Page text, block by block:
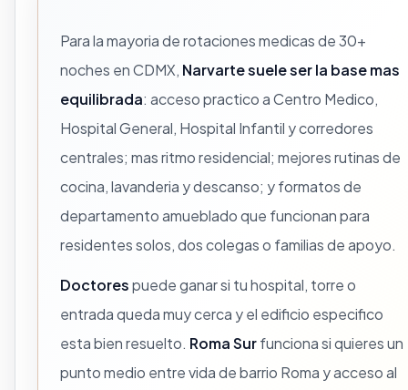
Para la mayoria de rotaciones medicas de 30+
noches en CDMX, Narvarte suele ser la base mas
equilibrada: acceso practico a Centro Medico,
Hospital General, Hospital Infantil y corredores
centrales; mas ritmo residencial; mejores rutinas de
cocina, lavanderia y descanso; y formatos de
departamento amueblado que funcionan para
residentes solos, dos colegas o familias de apoyo.
Doctorespuede ganar si tu hospital, torre o
entrada queda muy cerca y el edificio especifico
esta bien resuelto. Roma Surfunciona si quieres un
punto medio entre vida de barrio Roma y acceso al